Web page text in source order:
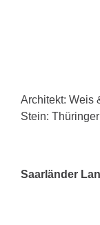
Architekt: Weis
Stein:
Saarländer